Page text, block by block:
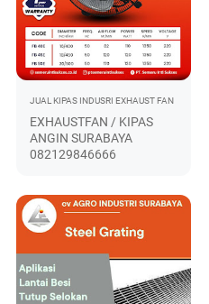
JUAL KIPAS INDUSRI EXHAUST FAN
EXHAUSTFAN / KIPAS
ANGIN SURABAYA
082129846666